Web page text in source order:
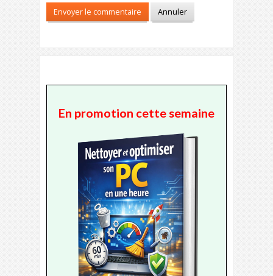
En promotion cette semaine